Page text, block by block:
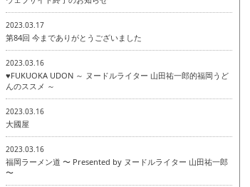
2023.03.17
第84回 今までありがとうございました
2023.03.16
♥FUKUOKA UDON ～ ヌードルライター 山田祐一郎的福岡うど
んのススメ ～
2023.03.16
大國屋
2023.03.16
福岡ラーメン道 〜 Presented by ヌードルライター 山田祐一郎
〜